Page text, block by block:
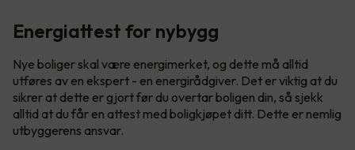
Energiattest for nybygg
Nye boliger skal være energimerket, og dette må alltid
utføres av en ekspert - en energirådgiver. Det er viktig at du
sikrer at dette er gjort før du overtar boligen din, så sjekk
alltid at du får en attest med boligkjøpet ditt. Dette er nemlig
utbyggerens ansvar.